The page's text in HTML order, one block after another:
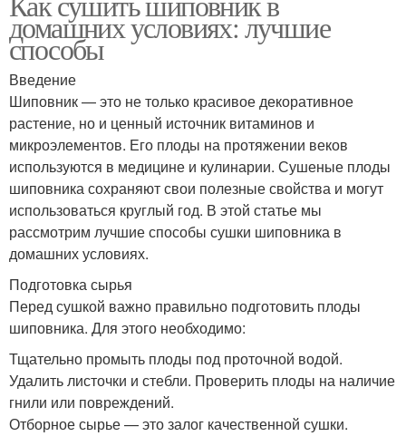
домашних условиях: лучшие
способы
Введение
Шиповник — это не только красивое декоративное
растение, но и ценный источник витаминов и
микроэлементов. Его плоды на протяжении веков
используются в медицине и кулинарии. Сушеные плоды
шиповника сохраняют свои полезные свойства и могут
использоваться круглый год. В этой статье мы
рассмотрим лучшие способы сушки шиповника в
домашних условиях.
Подготовка сырья
Перед сушкой важно правильно подготовить плоды
шиповника. Для этого необходимо:
Тщательно промыть плоды под проточной водой.
Удалить листочки и стебли. Проверить плоды на наличие
гнили или повреждений.
Отборное сырье — это залог качественной сушки.